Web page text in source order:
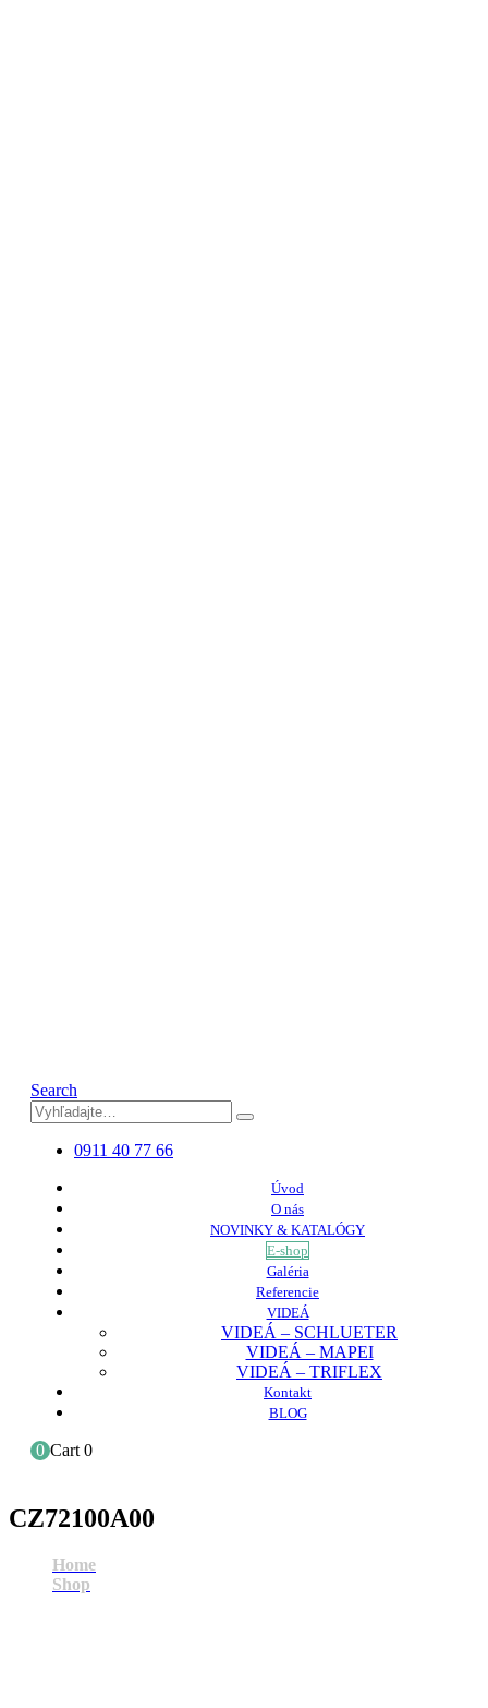
Search
0911 40 77 66
Úvod
O nás
NOVINKY & KATALÓGY
E-shop
Galéria
Referencie
VIDEÁ
VIDEÁ – SCHLUETER
VIDEÁ – MAPEI
VIDEÁ – TRIFLEX
Kontakt
BLOG
0 Cart 0
CZ72100A00
Home
Shop